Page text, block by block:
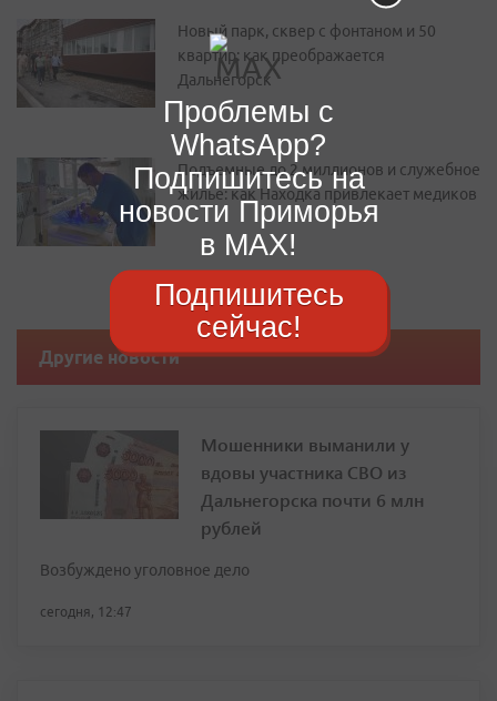
Новый парк, сквер с фонтаном и 50
квартир: как преображается
Дальнегорск
Подъемные до 2 миллионов и служебное
жилье: как Находка привлекает медиков
Другие новости
Мошенники выманили у
вдовы участника СВО из
Дальнегорска почти 6 млн
рублей
Возбуждено уголовное дело
сегодня, 12:47
Проблемы с
WhatsApp?
Подпишитесь на
новости Приморья
в MAX!
Подпишитесь
сейчас!